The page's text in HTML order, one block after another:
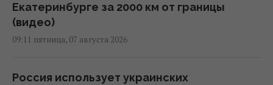
Екатеринбурге за 2000 км от границы
(видео)
09:11 пятница, 07 августа 2026
Россия использует украинских